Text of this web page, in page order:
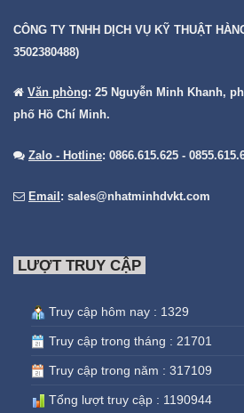
CÔNG TY TNHH DỊCH VỤ KỸ THUẬT
3502380488)
Văn phòng: 25 Nguyễn Minh Khanh,
phố Hồ Chí Minh.
Zalo - Hotline: 0866.615.625 -
Email : sales@nhatminhdvkt.com
LƯỢT TRUY CẬP
Truy cập hôm nay : 1329
Truy cập trong tháng : 21701
Truy cập trong năm : 317109
Tổng lượt truy cập : 1190944